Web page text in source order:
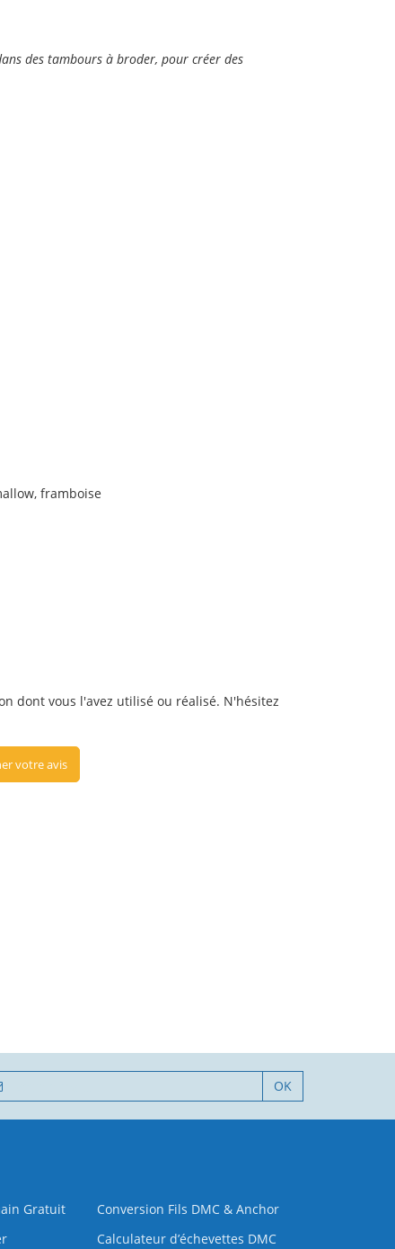
des tambours à broder, pour créer des
framboise
dont vous l'avez utilisé ou réalisé. N'hésitez
votre avis
OK
Gratuit
Conversion Fils DMC & Anchor
Calculateur d’échevettes DMC